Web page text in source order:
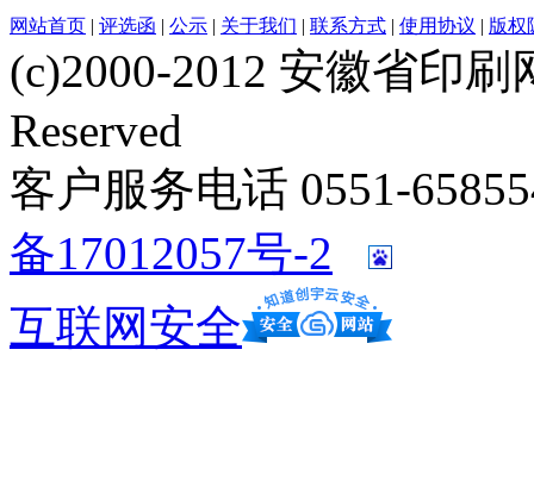
网站首页 | 评选函 | 公示 | 关于我们 | 联系方式 | 使用协议 | 版权
(c)2000-2012 安徽省印刷
Reserved
客户服务电话 0551-
备17012057号-2
互联网安全